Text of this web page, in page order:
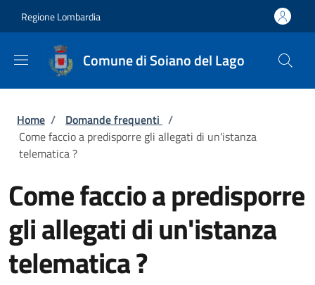
Regione Lombardia
Comune di Soiano del Lago
Briciole di pane
Home / Domande frequenti /
Come faccio a predisporre gli allegati di un'istanza
telematica ?
Come faccio a predisporre
gli allegati di un'istanza
telematica ?